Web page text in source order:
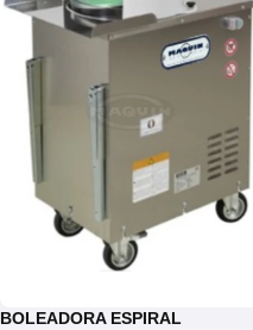
BOLEADORA ESPIRAL